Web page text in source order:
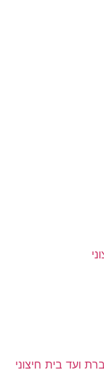
ועד בית חיצוני